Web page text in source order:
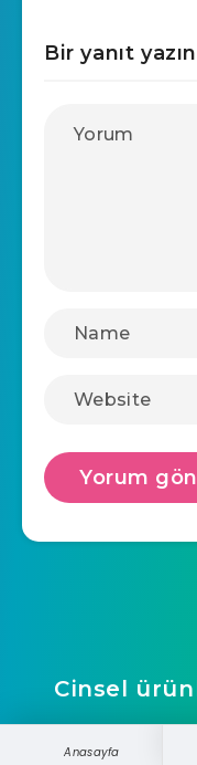
Anasayfa
Bir yanıt yazın
Cinsel